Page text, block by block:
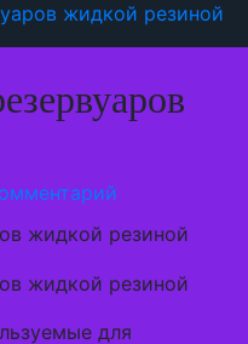
жидкой резиной
для